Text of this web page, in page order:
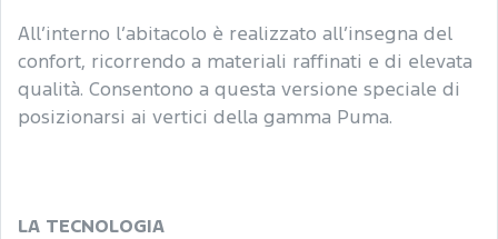
All’interno l’abitacolo è realizzato all’insegna del
confort, ricorrendo a materiali raffinati e di elevata
qualità. Consentono a questa versione speciale di
posizionarsi ai vertici della gamma Puma.
LA TECNOLOGIA